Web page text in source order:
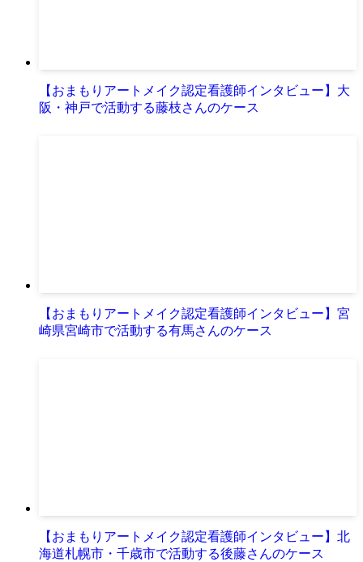
【おまもりアートメイク認定看護師インタビュー】大
阪・神戸で活動する藤枝さんのケース
【おまもりアートメイク認定看護師インタビュー】宮
崎県宮崎市で活動する有馬さんのケース
【おまもりアートメイク認定看護師インタビュー】北
海道札幌市・千歳市で活動する後藤さんのケース